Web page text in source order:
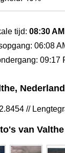
tijd: 08:30 AM
06:08
09:17
Nederland
//
van Valthe